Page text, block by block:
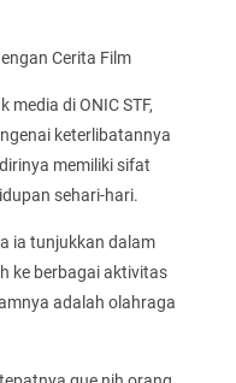
Cerita Film
di ONIC STF,
keterlibatannya
memiliki sifat
sehari-hari.
ia tunjukkan dalam
ke berbagai aktivitas
adalah olahraga